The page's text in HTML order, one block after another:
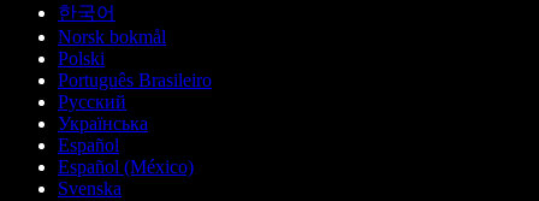
한국어
Norsk bokmål
Polski
Português Brasileiro
Русский
Українська
Español
Español (México)
Svenska